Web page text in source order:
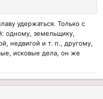
удержаться. Только с
одному, земельщику,
недвигой и т. п., другому,
исковые дела, он же